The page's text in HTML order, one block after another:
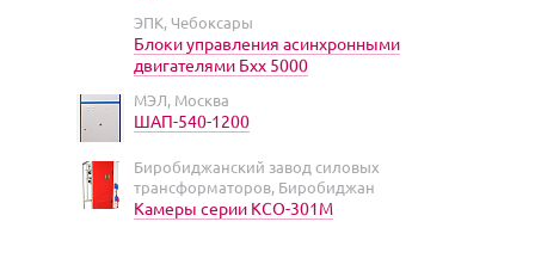
ЭПК, Чебоксары
Блоки управления асинхронными
двигателями Бхх 5000
МЭЛ, Москва
ШАП-540-1200
Биробиджанский завод силовых
трансформаторов, Биробиджан
Камеры серии КСО-301М